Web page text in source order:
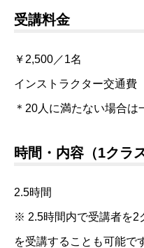
受講料金
￥2,500／1名
インストラクター交通費
＊20人に満たない場合は
時間・内容（1クラス
2.5時間
※ 2.5時間内で受講者を2
を受講することも可能で